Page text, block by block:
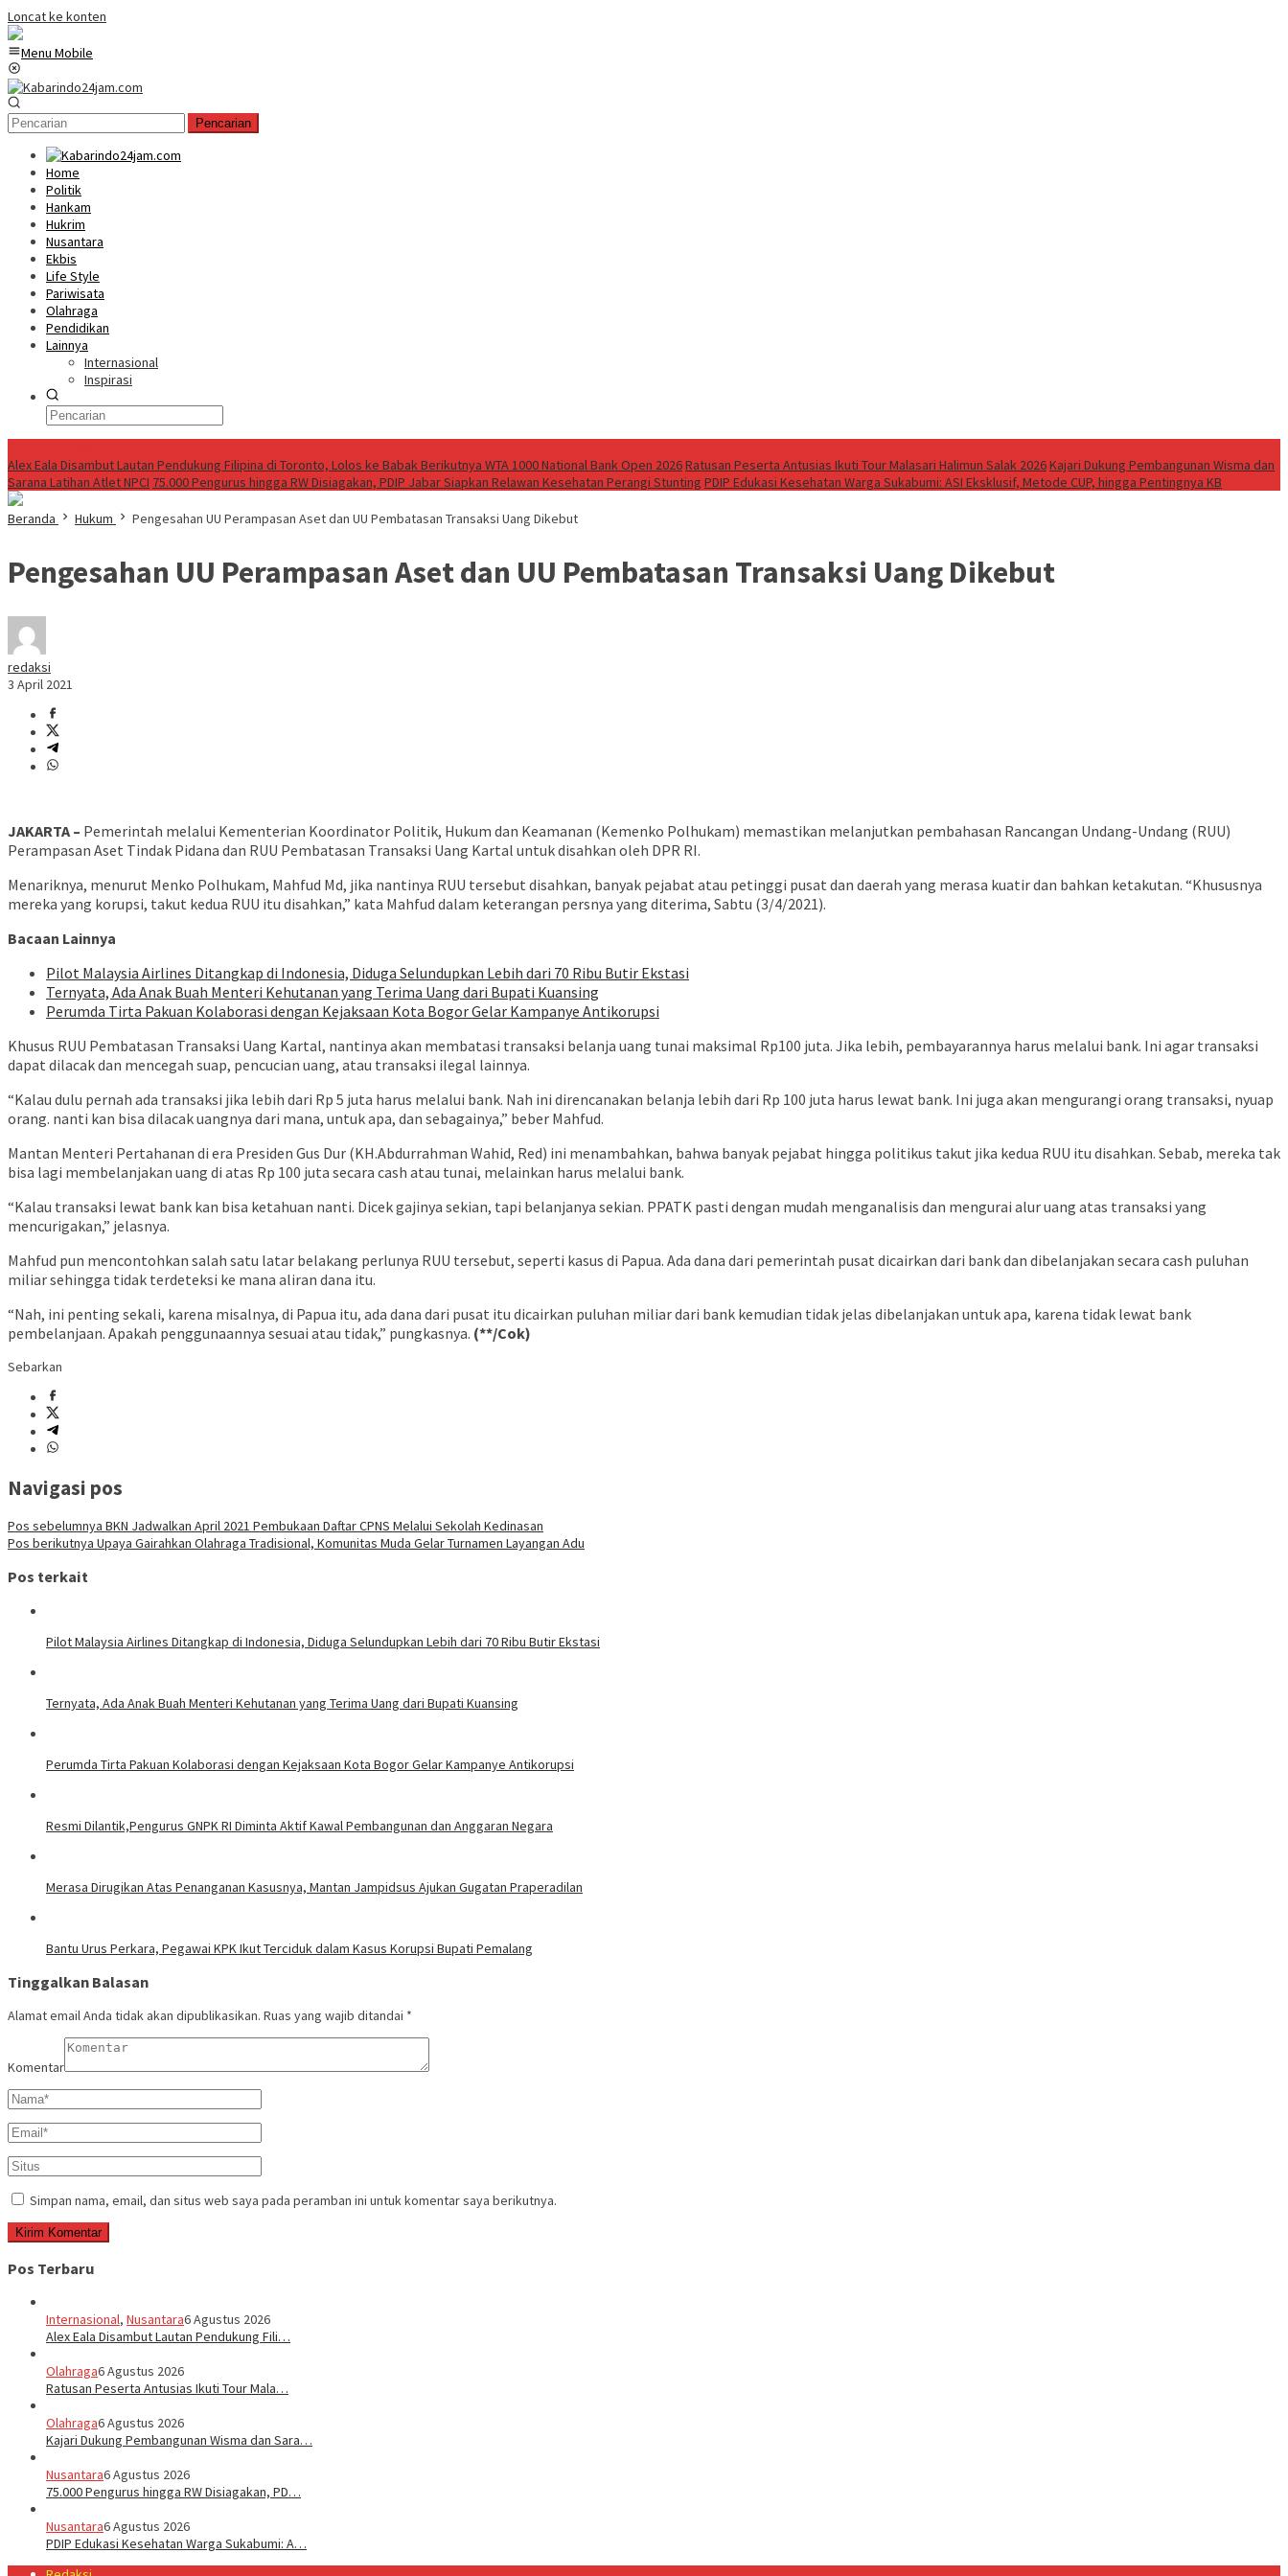
Loncat ke konten
Menu Mobile
Pencarian
Home
Politik
Hankam
Hukrim
Nusantara
Ekbis
Life Style
Pariwisata
Olahraga
Pendidikan
Lainnya
Internasional
Inspirasi
Alex Eala Disambut Lautan Pendukung Filipina di Toronto, Lolos ke Babak Berikutnya WTA 1000 National Bank Open 2026Ratusan Peserta Antusias Ikuti Tour Malasari Halimun Salak 2026Kajari Dukung Pembangunan Wisma dan
Sarana Latihan Atlet NPCI 75.000 Pengurus hingga RW Disiagakan, PDIP Jabar Siapkan Relawan Kesehatan Perangi Stunting PDIP Edukasi Kesehatan Warga Sukabumi: ASI Eksklusif, Metode CUP, hingga Pentingnya KB
Beranda Hukum Pengesahan UU Perampasan Aset dan UU Pembatasan Transaksi Uang Dikebut
Pengesahan UU Perampasan Aset dan UU Pembatasan Transaksi Uang Dikebut
redaksi
3 April 2021
JAKARTA – Pemerintah melalui Kementerian Koordinator Politik, Hukum dan Keamanan (Kemenko Polhukam) memastikan melanjutkan pembahasan Rancangan Undang-Undang (RUU)
Perampasan Aset Tindak Pidana dan RUU Pembatasan Transaksi Uang Kartal untuk disahkan oleh DPR RI.
Menariknya, menurut Menko Polhukam, Mahfud Md, jika nantinya RUU tersebut disahkan, banyak pejabat atau petinggi pusat dan daerah yang merasa kuatir dan bahkan ketakutan. “Khususnya
mereka yang korupsi, takut kedua RUU itu disahkan,” kata Mahfud dalam keterangan persnya yang diterima, Sabtu (3/4/2021).
Bacaan Lainnya
Pilot Malaysia Airlines Ditangkap di Indonesia, Diduga Selundupkan Lebih dari 70 Ribu Butir Ekstasi
Ternyata, Ada Anak Buah Menteri Kehutanan yang Terima Uang dari Bupati Kuansing
Perumda Tirta Pakuan Kolaborasi dengan Kejaksaan Kota Bogor Gelar Kampanye Antikorupsi
Khusus RUU Pembatasan Transaksi Uang Kartal, nantinya akan membatasi transaksi belanja uang tunai maksimal Rp100 juta. Jika lebih, pembayarannya harus melalui bank. Ini agar transaksi
dapat dilacak dan mencegah suap, pencucian uang, atau transaksi ilegal lainnya.
“Kalau dulu pernah ada transaksi jika lebih dari Rp 5 juta harus melalui bank. Nah ini direncanakan belanja lebih dari Rp 100 juta harus lewat bank. Ini juga akan mengurangi orang transaksi, nyuap
orang. nanti kan bisa dilacak uangnya dari mana, untuk apa, dan sebagainya,” beber Mahfud.
Mantan Menteri Pertahanan di era Presiden Gus Dur (KH.Abdurrahman Wahid, Red) ini menambahkan, bahwa banyak pejabat hingga politikus takut jika kedua RUU itu disahkan. Sebab, mereka tak
bisa lagi membelanjakan uang di atas Rp 100 juta secara cash atau tunai, melainkan harus melalui bank.
“Kalau transaksi lewat bank kan bisa ketahuan nanti. Dicek gajinya sekian, tapi belanjanya sekian. PPATK pasti dengan mudah menganalisis dan mengurai alur uang atas transaksi yang
mencurigakan,” jelasnya.
Mahfud pun mencontohkan salah satu latar belakang perlunya RUU tersebut, seperti kasus di Papua. Ada dana dari pemerintah pusat dicairkan dari bank dan dibelanjakan secara cash puluhan
miliar sehingga tidak terdeteksi ke mana aliran dana itu.
“Nah, ini penting sekali, karena misalnya, di Papua itu, ada dana dari pusat itu dicairkan puluhan miliar dari bank kemudian tidak jelas dibelanjakan untuk apa, karena tidak lewat bank
pembelanjaan. Apakah penggunaannya sesuai atau tidak,” pungkasnya. (**/Cok)
Sebarkan
Navigasi pos
Pos sebelumnya BKN Jadwalkan April 2021 Pembukaan Daftar CPNS Melalui Sekolah Kedinasan
Pos berikutnya Upaya Gairahkan Olahraga Tradisional, Komunitas Muda Gelar Turnamen Layangan Adu
Pos terkait
Pilot Malaysia Airlines Ditangkap di Indonesia, Diduga Selundupkan Lebih dari 70 Ribu Butir Ekstasi
Ternyata, Ada Anak Buah Menteri Kehutanan yang Terima Uang dari Bupati Kuansing
Perumda Tirta Pakuan Kolaborasi dengan Kejaksaan Kota Bogor Gelar Kampanye Antikorupsi
Resmi Dilantik,Pengurus GNPK RI Diminta Aktif Kawal Pembangunan dan Anggaran Negara
Merasa Dirugikan Atas Penanganan Kasusnya, Mantan Jampidsus Ajukan Gugatan Praperadilan
Bantu Urus Perkara, Pegawai KPK Ikut Terciduk dalam Kasus Korupsi Bupati Pemalang
Tinggalkan Balasan
Alamat email Anda tidak akan dipublikasikan. Ruas yang wajib ditandai *
Komentar
Simpan nama, email, dan situs web saya pada peramban ini untuk komentar saya berikutnya.
Pos Terbaru
Internasional, Nusantara6 Agustus 2026
Alex Eala Disambut Lautan Pendukung Fili…
Olahraga6 Agustus 2026
Ratusan Peserta Antusias Ikuti Tour Mala…
Olahraga6 Agustus 2026
Kajari Dukung Pembangunan Wisma dan Sara…
Nusantara6 Agustus 2026
75.000 Pengurus hingga RW Disiagakan, PD…
Nusantara6 Agustus 2026
PDIP Edukasi Kesehatan Warga Sukabumi: A…